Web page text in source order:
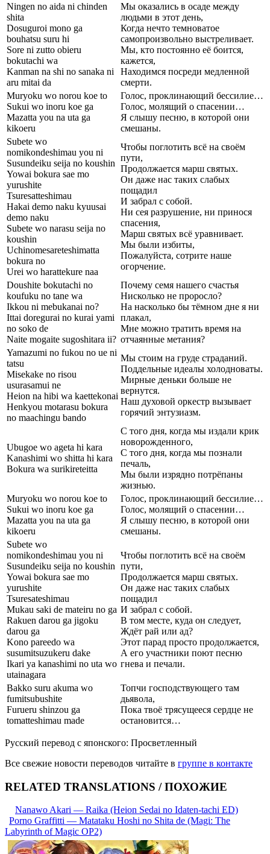
Ningen no aida ni chinden
shita
Dosuguroi mono ga
bouhatsu suru hi
Sore ni zutto obieru
bokutachi wa
Kanman na shi no sanaka ni
aru mitai da
Мы оказались в осаде между
людьми в этот день,
Когда нечто темноватое
самопроизвольно выстреливает.
Мы, кто постоянно её боится,
кажется,
Находимся посреди медленной
смерти.
Muryoku wo norou koe to
Sukui wo inoru koe ga
Mazatta you na uta ga
kikoeru
Голос, проклинающий бессилие…
Голос, молящий о спасении…
Я слышу песню, в которой они
смешаны.
Subete wo
nomikondeshimau you ni
Susundeiku seija no koushin
Yowai bokura sae mo
yurushite
Tsuresatteshimau
Hakai demo naku kyuusai
demo naku
Subete wo narasu seija no
koushin
Uchinomesareteshimatta
bokura no
Urei wo harattekure naa
Чтобы поглотить всё на своём
пути,
Продолжается марш святых.
Он даже нас таких слабых
пощадил
И забрал с собой.
Ни сея разрушение, ни принося
спасения,
Марш святых всё уравнивает.
Мы были избиты,
Пожалуйста, сотрите наше
огорчение.
Doushite bokutachi no
koufuku no tane wa
Ikkou ni mebukanai no?
Ittai doregurai no kurai yami
no soko de
Naite mogaite sugoshitara ii?
Почему семя нашего счастья
Нисколько не проросло?
На насколько бы тёмном дне я ни
плакал,
Мне можно тратить время на
отчаянные метания?
Yamazumi no fukou no ue ni
tatsu
Misekake no risou
usurasamui ne
Heion na hibi wa kaettekonai
Henkyou motarasu bokura
no maachingu bando
Мы стоим на груде страданий.
Поддельные идеалы холодноваты.
Мирные деньки больше не
вернутся.
Наш духовой оркестр вызывает
горячий энтузиазм.
Ubugoe wo ageta hi kara
Kanashimi wo shitta hi kara
Bokura wa surikireteitta
С того дня, когда мы издали крик
новорожденного,
С того дня, когда мы познали
печаль,
Мы были изрядно потрёпаны
жизнью.
Muryoku wo norou koe to
Sukui wo inoru koe ga
Mazatta you na uta ga
kikoeru
Голос, проклинающий бессилие…
Голос, молящий о спасении…
Я слышу песню, в которой они
смешаны.
Subete wo
nomikondeshimau you ni
Susundeiku seija no koushin
Yowai bokura sae mo
yurushite
Tsuresateshimau
Mukau saki de mateiru no ga
Rakuen darou ga jigoku
darou ga
Kono pareedo wa
susumitsuzukeru dake
Ikari ya kanashimi no uta wo
utainagara
Чтобы поглотить всё на своём
пути,
Продолжается марш святых.
Он даже нас таких слабых
пощадил
И забрал с собой.
В том месте, куда он следует,
Ждёт рай или ад?
Этот парад просто продолжается,
А его участники поют песню
гнева и печали.
Bakko suru akuma wo
fumitsubushite
Furueru shinzou ga
tomatteshimau made
Топчи господствующего там
дьявола,
Пока твоё трясущееся сердце не
остановится…
Русский перевод с японского: Просветленный
Все свежие новости переводов читайте в группе в контакте
RELATED TRANSLATIONS / ПОХОЖИЕ
Nanawo Akari — Raika (Heion Sedai no Idaten-tachi ED)
Porno Graffitti — Matataku Hoshi no Shita de (Magi: The
Labyrinth of Magic OP2)